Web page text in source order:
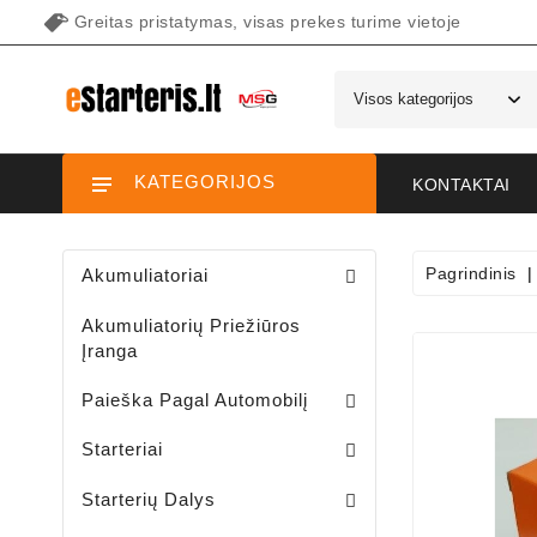
Greitas pristatymas, visas prekes turime vietoje
KONTAKTAI
KATEGORIJOS
Akumuliatoriai
Akumuliatorių Priežiūros
Įranga
Paieška Pagal Automobilį
Starteriai
Starterių Dalys
Pagrindinis